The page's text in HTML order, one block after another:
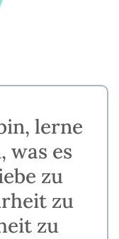
lerne
was es
zu
zu
zu